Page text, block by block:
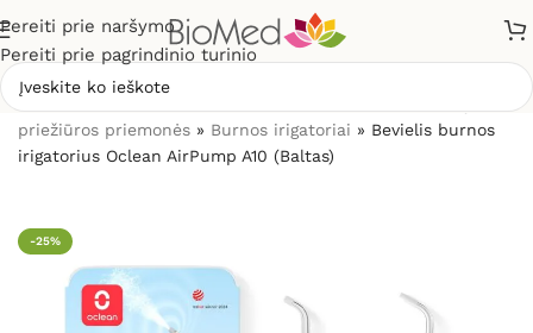
Pereiti prie naršymo
Pereiti prie pagrindinio turinio
priežiūros priemonės » Burnos irigatoriai » Bevielis burnos
irigatorius Oclean AirPump A10 (Baltas)
-25%